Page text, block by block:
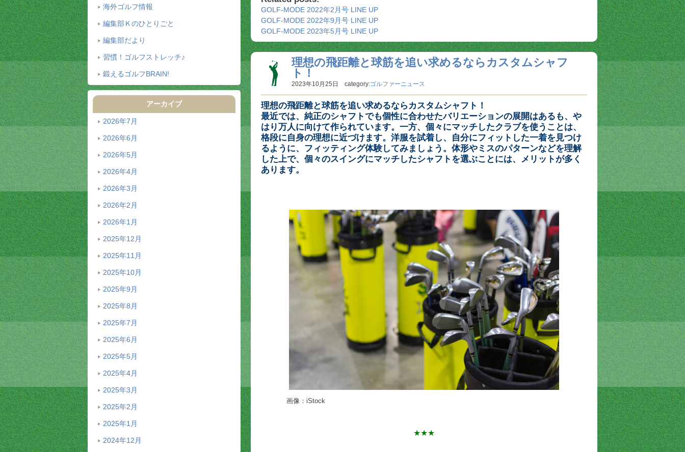
海外ゴルフ情報
編集部Ｋのひとりごと
編集部だより
習慣！ゴルフストレッチ♪
鍛えるゴルフBRAIN!
アーカイブ
2026年7月
2026年6月
2026年5月
2026年4月
2026年3月
2026年2月
2026年1月
2025年12月
2025年11月
2025年10月
2025年9月
2025年8月
2025年7月
2025年6月
2025年5月
2025年4月
2025年3月
2025年2月
2025年1月
2024年12月
GOLF-MODE 2022年2月号 LINE UP
GOLF-MODE 2022年9月号 LINE UP
GOLF-MODE 2023年5月号 LINE UP
理想の飛距離と球筋を追い求めるならカスタムシャフ
ト！
2023年10月25日 category:ゴルファーニュース
理想の飛距離と球筋を追い求めるならカスタムシャフト！
最近では、純正のシャフトでも個性に合わせたバリエーションの展開はあるも、や
はり万人に向けて作られています。一方、個々にマッチしたクラブを使うことは、
格段に自身の理想に近づけます。洋服を試着し、自分にフィットした一着を見つけ
るように、フィッティング体験してみましょう。体形やミスのパターンなどを理解
した上で、個々のスイングにマッチしたシャフトを選ぶことには、メリットが多く
あります。
画像：iStock
★★★